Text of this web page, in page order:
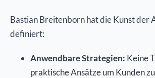
Bastian Breitenborn hat die Kunst der
definiert:
Anwendbare Strategien: Keine
praktische Ansätze um Kunden